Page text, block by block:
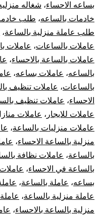
بساعه الاحساء، شغاله
خادمات بالساعه، طلب
طلب عاملة منزلية بالساعة،
عاملات بالساعات، عاملات
عاملات بالساعة بالاحساء،
بالساعه، عاملات بساعه،
بالساعات، عاملات تنظيف
الاحساء، عاملات تنظيف
عاملات للايجار ، عاملات
عاملات منزليات بالساعة،
منزلية بالساعة الاحساء،
بالساعة، عاملات نظافة
بالساعة في الاحساء،
بساعه، عاملة بالساعة،
عاملة منزلية بالساعة،
منزلية بالساعة بالاحساء،